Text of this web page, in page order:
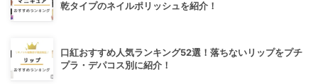
乾タイプのネイルポリッシュを紹介！
口紅おすすめ人気ランキング52選！落ちないリップをプチ
プラ・デパコス別に紹介！